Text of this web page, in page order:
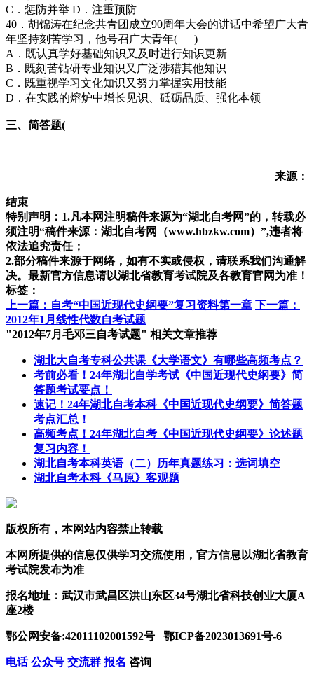
C．惩防并举 D．注重预防
40．胡锦涛在纪念共青团成立90周年大会的讲话中希望广大青
年坚持刻苦学习，他号召广大青年( )
A．既认真学好基础知识又及时进行知识更新
B．既刻苦钻研专业知识又广泛涉猎其他知识
C．既重视学习文化知识又努力掌握实用技能
D．在实践的熔炉中增长见识、砥砺品质、强化本领
三、简答题(
来源：
结束
特别声明：1.凡本网注明稿件来源为“湖北自考网”的，转载必
须注明“稿件来源：湖北自考网（www.hbzkw.com）”,违者将
依法追究责任；
2.部分稿件来源于网络，如有不实或侵权，请联系我们沟通解
决。最新官方信息请以湖北省教育考试院及各教育官网为准！
标签：
上一篇：自考“中国近现代史纲要”复习资料第一章 下一篇：
2012年1月线性代数自考试题
"2012年7月毛邓三自考试题" 相关文章推荐
湖北大自考专科公共课《大学语文》有哪些高频考点？
考前必看！24年湖北自学考试《中国近现代史纲要》简
答题考试要点！
速记！24年湖北自考本科《中国近现代史纲要》简答题
考点汇总！
高频考点！24年湖北自考《中国近现代史纲要》论述题
复习内容！
湖北自考本科英语（二）历年真题练习：选词填空
湖北自考本科《马原》客观题
版权所有，本网站内容禁止转载
本网所提供的信息仅供学习交流使用，官方信息以湖北省教育
考试院发布为准
报名地址：武汉市武昌区洪山东区34号湖北省科技创业大厦A
座2楼
鄂公网安备:42011102001592号 鄂ICP备2023013691号-6
电话 公众号 交流群 报名 咨询